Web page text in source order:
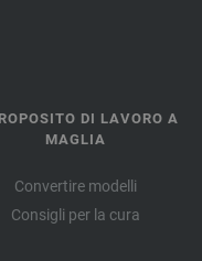
DI LAVORO A
MAGLIA
Convertire modelli
Consigli per la cura